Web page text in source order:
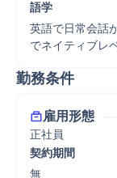
語学
英語で日常会話
でネイティブレ
勤務条件
雇用形態
正社員
契約期間
無